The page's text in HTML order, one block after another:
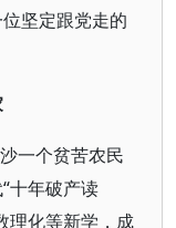
坚定跟党走的
一个贫苦农民
十年破产读
理化等新学，成